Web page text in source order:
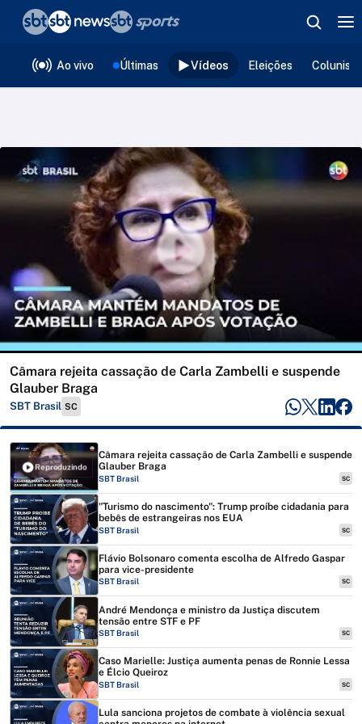
Ao vivo Últimas Vídeos Eleições
Câmara rejeita cassação de Carla Zambelli e suspende
Glauber Braga
SBT Brasil SC
Reproduzindo
Câmara rejeita cassação de Carla Zambelli e suspende
Glauber Braga
SBT Brasil SC
"Turismo do nascimento": Trump proíbe cidadania para
bebês de estrangeiras nos EUA
SBT Brasil SC
Flávio Bolsonaro comenta escolha de Alfredo Gaspar
para vice-presidente
SBT Brasil SC
André Mendonça e ministro da Justiça discutem
tensão entre STF e PF
SBT Brasil SC
Caso Marielle: Justiça aumenta penas de Ronnie Lessa
e Élcio Queiroz
SBT Brasil SC
Lula sanciona projetos de combate à violência sexual
❮voltar
Editorias